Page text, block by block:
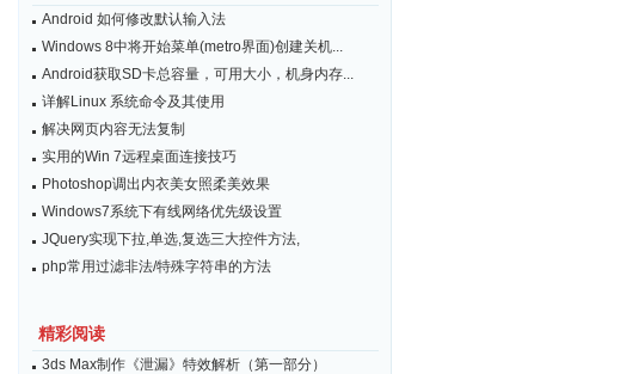
Android 如何修改默认输入法
Windows 8中将开始菜单(metro界面)创建关机...
Android获取SD卡总容量，可用大小，机身内存...
详解Linux 系统命令及其使用
解决网页内容无法复制
实用的Win 7远程桌面连接技巧
Photoshop调出内衣美女照柔美效果
Windows7系统下有线网络优先级设置
JQuery实现下拉,单选,复选三大控件方法,
php常用过滤非法/特殊字符串的方法
精彩阅读
3ds Max制作《泄漏》特效解析（第一部分）